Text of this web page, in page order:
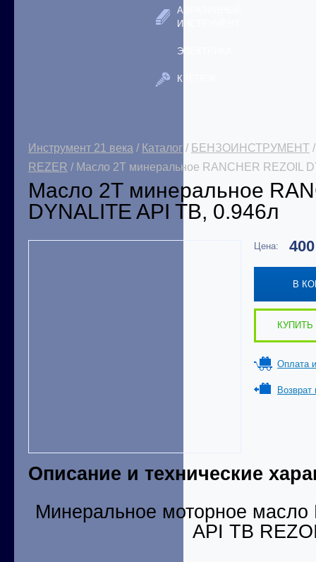
АБРАЗИВНЫЙ
ИНСТРУМЕНТ
ЭЛЕКТРИКА
КРЕПЕЖ
Инструмент 21 века / Каталог / БЕНЗОИНСТРУМЕНТ
REZER / Масло 2Т минеральное RANCHER REZOIL
Масло 2Т минеральное
DYNALITE API TB, 0.946л
Цена:
В
КУПИТЬ
Оплата
Возврат
Описание и технические
Минеральное моторное масло
API ТВ